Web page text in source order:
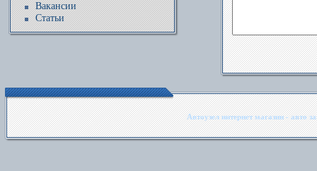
Вакансии
Статьи
Автоузел интернет магазин - авто